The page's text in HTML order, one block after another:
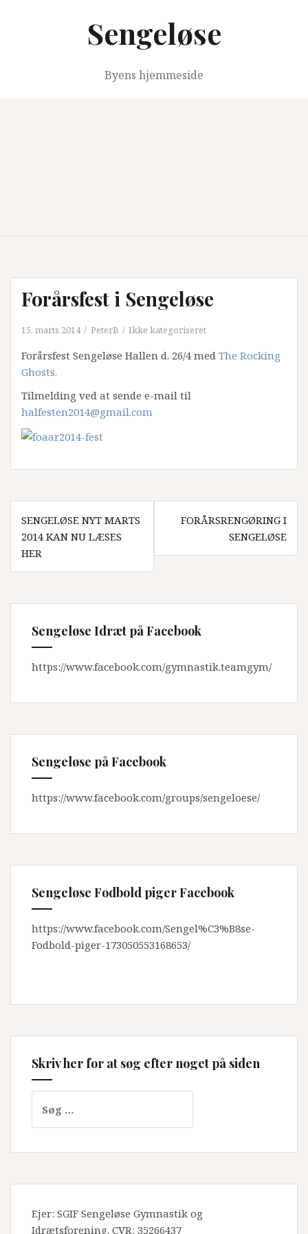
Sengeløse
Byens hjemmeside
Forårsfest i Sengeløse
15. marts 2014 PeterB Ikke kategoriseret
Forårsfest Sengeløse Hallen d. 26/4 med The Rocking
Ghosts.
Tilmelding ved at sende e-mail til
halfesten2014@gmail.com
Indlægsnavigation
SENGELØSE NYT MARTS
2014 KAN NU LÆSES
HER
FORÅRSRENGØRING I
SENGELØSE
Sengeløse Idræt på Facebook
https://www.facebook.com/gymnastik.teamgym/
Sengeløse på Facebook
https://www.facebook.com/groups/sengeloese/
Sengeløse Fodbold piger Facebook
https://www.facebook.com/Sengel%C3%B8se-
Fodbold-piger-173050553168653/
Skriv her for at søg efter noget på siden
efter:
Ejer: SGIF Sengeløse Gymnastik og
Idrætsforening. CVR: 35266437